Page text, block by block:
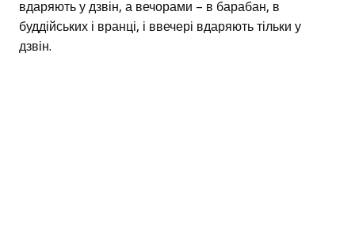
вдаряють у дзвін, а вечорами – в барабан, в
буддійських і вранці, і ввечері вдаряють тільки у
дзвін.